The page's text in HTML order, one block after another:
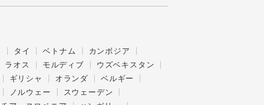
タイ ベトナム
カンボジア
ラオス モルディブ
ウズベキスタン
ギリシャ オランダ
ベルギー
ノルウェー
スウェーデン